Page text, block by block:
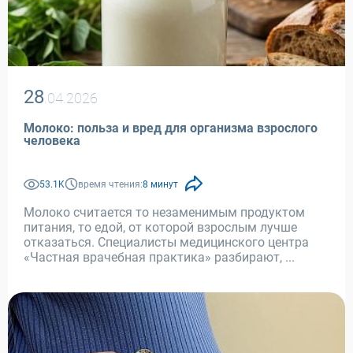
28 .04.2026
Молоко: польза и вред для организма взрослого
человека
53.1K время чтения:8 минут
Молоко считается то незаменимым продуктом
питания, то едой, от которой взрослым лучше
отказаться. Специалисты медицинского центра
«Частная врачебная практика» разбирают, ...